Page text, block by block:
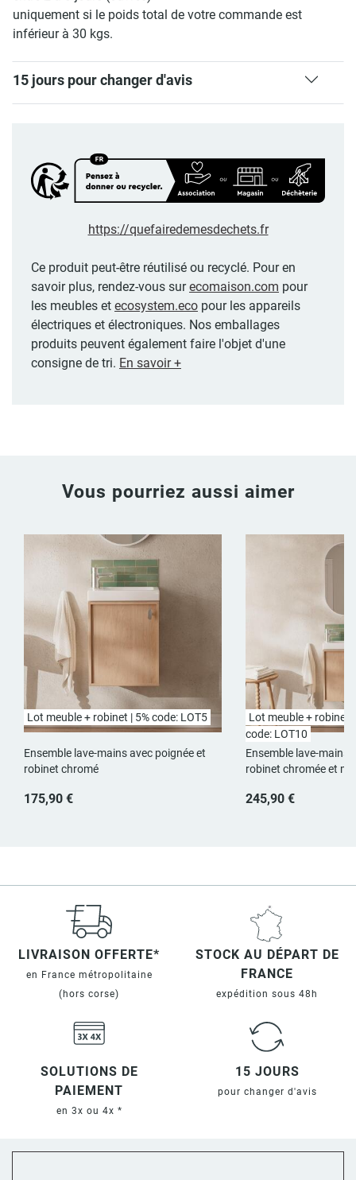
uniquement si le poids total de votre commande est
inférieur à 30 kgs.
15 jours pour changer d'avis
https://quefairedemesdechets.fr
Ce produit peut-être réutilisé ou recyclé. Pour en
savoir plus, rendez-vous surecomaison.com pour
les meubles et ecosystem.eco pour les appareils
électriques et électroniques. Nos emballages
produits peuvent également faire l'objet d'une
consigne de tri. En savoir +
Vous pourriez aussi aimer
Lot meuble + robinet | 5% code: LOT5
Ensemble lave-mains avec poignée et
robinet chromé
175,90 €
Lot meuble + robinet
code: LOT10
Ensemble lave-mains
robinet chromée et
245,90 €
LIVRAISON OFFERTE*
en France métropolitaine
(hors corse)
STOCK AU DÉPART DE
FRANCE
expédition sous 48h
SOLUTIONS DE
PAIEMENT
en 3x ou 4x *
15 JOURS
pour changer d'avis